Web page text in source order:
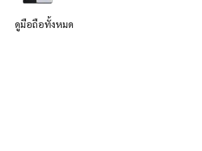
ดูมือถือทั้งหมด